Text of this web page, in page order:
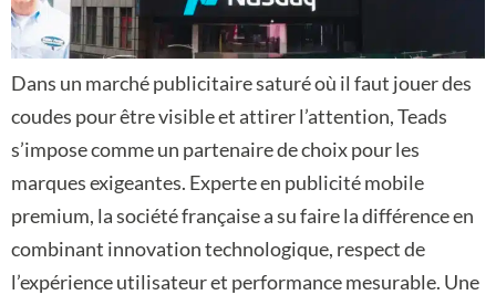
Dans un marché publicitaire saturé où il faut jouer des
coudes pour être visible et attirer l’attention, Teads
s’impose comme un partenaire de choix pour les
marques exigeantes. Experte en publicité mobile
premium, la société française a su faire la différence en
combinant innovation technologique, respect de
l’expérience utilisateur et performance mesurable. Une